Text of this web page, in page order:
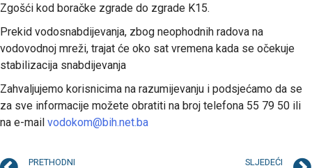
Zgošći kod boračke zgrade do zgrade K15.
Prekid vodosnabdijevanja, zbog neophodnih radova na
vodovodnoj mreži, trajat će oko sat vremena kada se očekuje
stabilizacija snabdijevanja
Zahvaljujemo korisnicima na razumijevanju i podsjećamo da se
za sve informacije možete obratiti na broj telefona 55 79 50 ili
na e-mail vodokom@bih.net.ba
PRETHODNI SLJEDEĆI